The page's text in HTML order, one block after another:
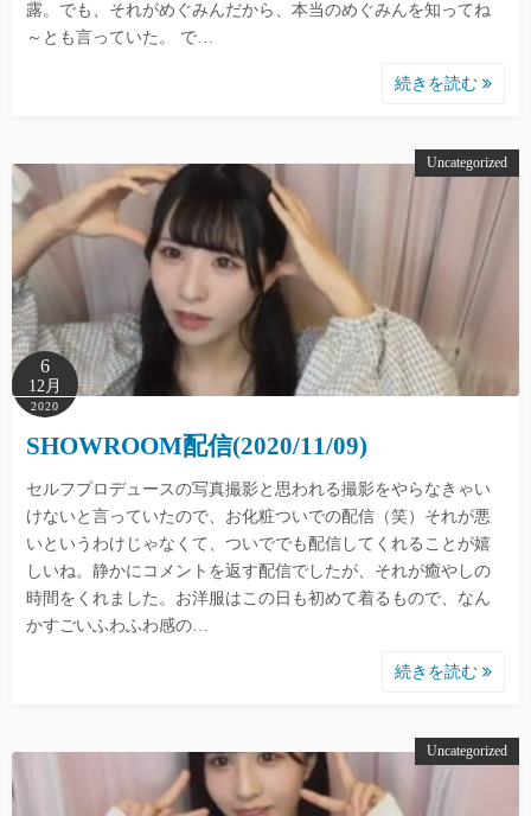
露。でも、それがめぐみんだから、本当のめぐみんを知ってね
～とも言っていた。 で…
続きを読む
Uncategorized
6
12月
2020
SHOWROOM配信(2020/11/09)
セルフプロデュースの写真撮影と思われる撮影をやらなきゃい
けないと言っていたので、お化粧ついでの配信（笑）それが悪
いというわけじゃなくて、ついででも配信してくれることが嬉
しいね。静かにコメントを返す配信でしたが、それが癒やしの
時間をくれました。お洋服はこの日も初めて着るもので、なん
かすごいふわふわ感の…
続きを読む
Uncategorized